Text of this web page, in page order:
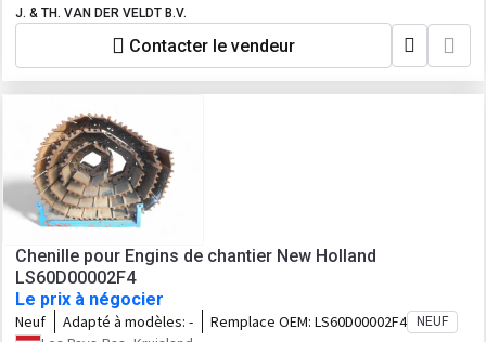
J. & TH. VAN DER VELDT B.V.
Contacter le vendeur
Chenille pour Engins de chantier New Holland
LS60D00002F4
Le prix à négocier
Neuf Adapté à modèles: - Remplace OEM: LS60D00002F4 NEUF